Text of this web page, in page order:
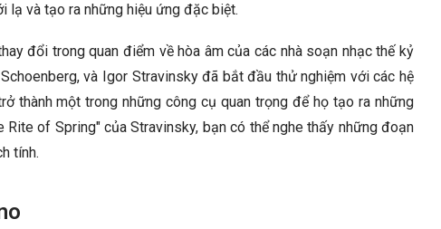
lạ và tạo ra những hiệu ứng đặc biệt.
đổi trong quan điểm về hòa âm của các nhà soạn nhạc thế kỷ
và Igor Stravinsky đã bắt đầu thử nghiệm với các hệ
thành một trong những công cụ quan trọng để họ tạo ra những
of Spring" của Stravinsky, bạn có thể nghe thấy những đoạn
tính.